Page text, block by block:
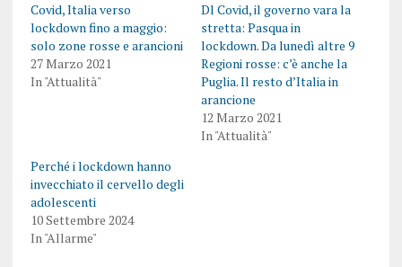
Covid, Italia verso
lockdown fino a maggio:
solo zone rosse e arancioni
27 Marzo 2021
In "Attualità"
Dl Covid, il governo vara la
stretta: Pasqua in
lockdown. Da lunedì altre 9
Regioni rosse: c’è anche la
Puglia. Il resto d’Italia in
arancione
12 Marzo 2021
In "Attualità"
Perché i lockdown hanno
invecchiato il cervello degli
adolescenti
10 Settembre 2024
In "Allarme"